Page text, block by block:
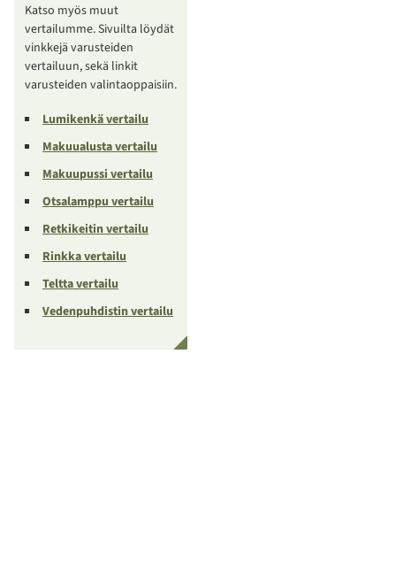
Katso myös muut
vertailumme. Sivuilta löydät
vinkkejä varusteiden
vertailuun, sekä linkit
varusteiden valintaoppaisiin.
Lumikenkä vertailu
Makuualusta vertailu
Makuupussi vertailu
Otsalamppu vertailu
Retkikeitin vertailu
Rinkka vertailu
Teltta vertailu
Vedenpuhdistin vertailu